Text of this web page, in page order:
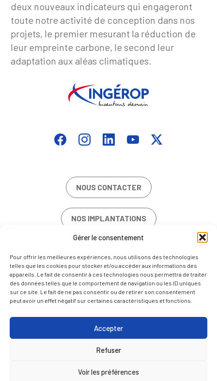
Gérer le consentement
Pour offrir les meilleures expériences, nous utilisons des technologies
telles que les cookies pour stocker et/ou accéder aux informations des
appareils. Le fait de consentir à ces technologies nous permettra de traiter
des données telles que le comportement de navigation ou les ID uniques
sur ce site. Le fait de ne pas consentir ou de retirer son consentement
peut avoir un effet négatif sur certaines caractéristiques et fonctions.
Accepter
Refuser
Voir les préférences
deux nouveaux indicateurs qui engageront
toute notre activité de conception dans nos
projets, le premier mesurant la réduction de
leur empreinte carbone, le second leur
adaptation aux aléas climatiques.
NOUS CONTACTER
NOS IMPLANTATIONS
POLITIQUE DE COOKIES (UE)
NOUS CONTACTER